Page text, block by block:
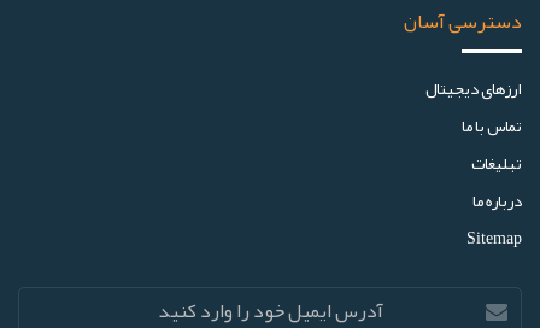
دسترسی آسان
ارز‌های دیجیتال
تماس با ما
تبلیغات
درباره ما
Sitemap